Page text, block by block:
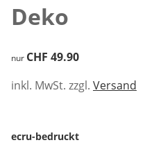
Deko
CHF 49.90
nur CHF 49.90
inkl. MwSt. zzgl. Versand
ecru-bedruckt